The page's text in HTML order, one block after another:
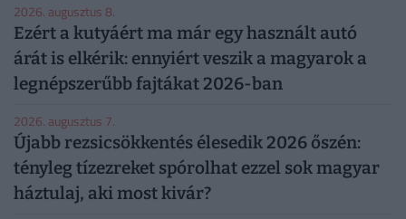
2026. augusztus 8.
Ezért a kutyáért ma már egy használt autó
árát is elkérik: ennyiért veszik a magyarok a
legnépszerűbb fajtákat 2026-ban
2026. augusztus 7.
Újabb rezsicsökkentés élesedik 2026 őszén:
tényleg tízezreket spórolhat ezzel sok magyar
háztulaj, aki most kivár?